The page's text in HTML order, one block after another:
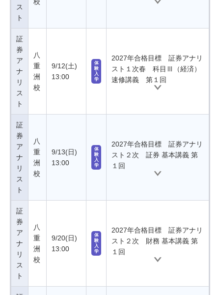
ス
ト
証
券
ア
ナ
リ
ス
ト
八
重
洲
校
9/12(土)
13:00
体
験
入
学
2027年合格目標 証券アナリ
スト１次春 科目Ⅲ（経済）
速修講義 第１回
証
券
ア
ナ
リ
ス
ト
八
重
洲
校
9/13(日)
13:00
体
験
入
学
2027年合格目標 証券アナリ
スト２次 証券 基本講義 第
１回
証
券
ア
ナ
リ
ス
ト
八
重
洲
校
9/20(日)
13:00
体
験
入
学
2027年合格目標 証券アナリ
スト２次 財務 基本講義 第
１回